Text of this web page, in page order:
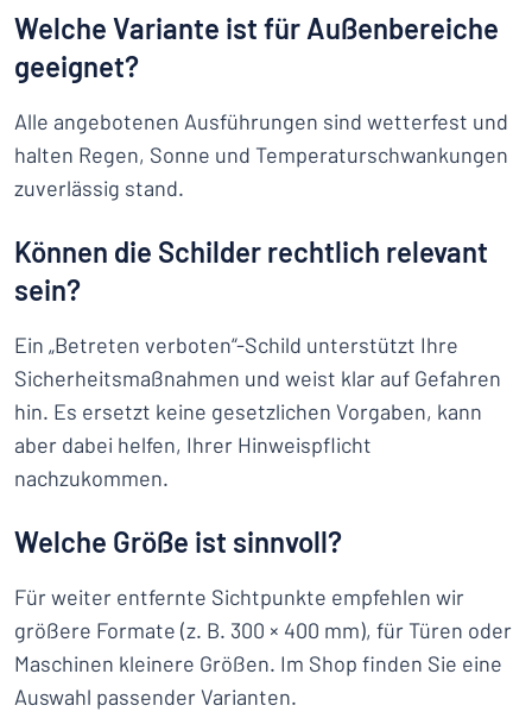
Welche Variante ist für Außenbereiche
geeignet?
Alle angebotenen Ausführungen sind wetterfest und
halten Regen, Sonne und Temperaturschwankungen
zuverlässig stand.
Können die Schilder rechtlich relevant
sein?
Ein „Betreten verboten“-Schild unterstützt Ihre
Sicherheitsmaßnahmen und weist klar auf Gefahren
hin. Es ersetzt keine gesetzlichen Vorgaben, kann
aber dabei helfen, Ihrer Hinweispflicht
nachzukommen.
Welche Größe ist sinnvoll?
Für weiter entfernte Sichtpunkte empfehlen wir
größere Formate (z. B. 300 × 400 mm), für Türen oder
Maschinen kleinere Größen. Im Shop finden Sie eine
Auswahl passender Varianten.